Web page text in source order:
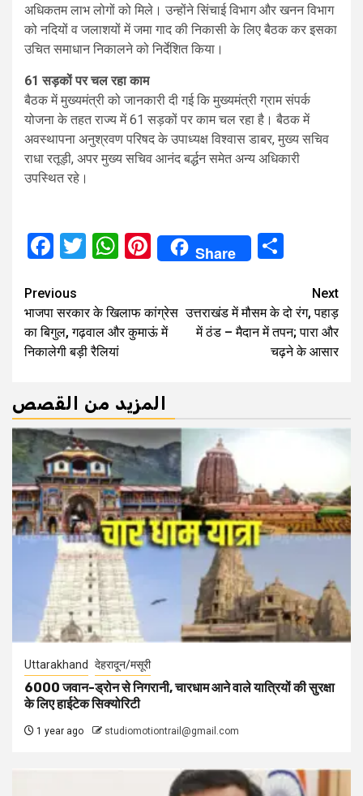
अधिकतम लाभ लोगों को मिले। उन्होंने सिंचाई विभाग और खनन विभाग
को नदियों व जलाशयों में जमा गाद की निकासी के लिए बैठक कर इसका
उचित समाधान निकालने को निर्देशित किया।
61 सड़कों पर चल रहा काम
बैठक में मुख्यमंत्री को जानकारी दी गई कि मुख्यमंत्री ग्राम संपर्क
योजना के तहत राज्य में 61 सड़कों पर काम चल रहा है। बैठक में
अवस्थापना अनुश्रवण परिषद के उपाध्यक्ष विश्वास डाबर, मुख्य सचिव
राधा रतूड़ी, अपर मुख्य सचिव आनंद बर्द्धन समेत अन्य अधिकारी
उपस्थित रहे।
Facebook
Twitter
WhatsApp
Pinterest
Share
Continue
Reading
Previous
भाजपा सरकार के खिलाफ कांग्रेस
का बिगुल, गढ़वाल और कुमाऊं में
निकालेगी बड़ी रैलियां
Next
उत्तराखंड में मौसम के दो रंग, पहाड़
में ठंड – मैदान में तपन; पारा और
चढ़ने के आसार
المزيد من القصص
Uttarakhand देहरादून/मसूरी
6000 जवान-ड्रोन से निगरानी, चारधाम आने वाले यात्रियों की सुरक्षा
के लिए हाईटेक सिक्योरिटी
1 year ago studiomotiontrail@gmail.com